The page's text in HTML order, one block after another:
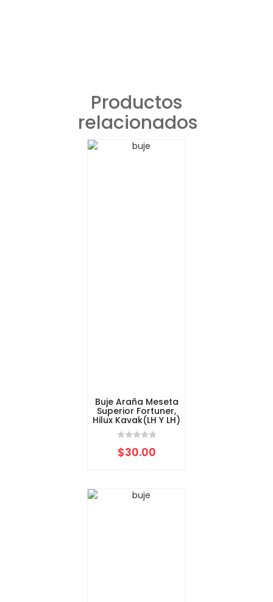
Productos
relacionados
Buje Araña Meseta
Superior Fortuner,
Hilux Kavak(LH Y LH)
$30.00